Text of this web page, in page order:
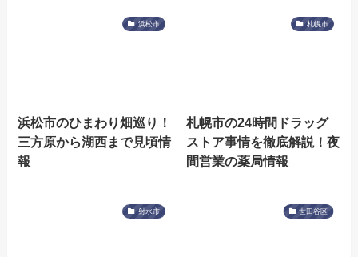
浜松市
浜松市のひまわり畑巡り！
三方原から湖西まで見頃情
報
札幌市
札幌市の24時間ドラッグ
ストア事情を徹底解説！夜
間営業の薬局情報
射水市 世田谷区